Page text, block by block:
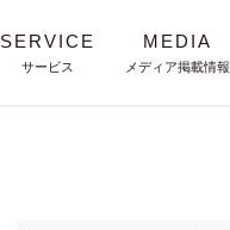
SERVICE
サービス
MEDIA
メディア掲載情報